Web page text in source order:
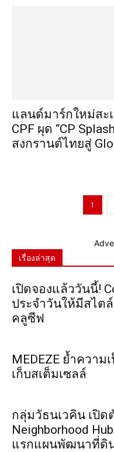
แลนด์มาร์กใหม่สะ
CPF ผุด “CP
สงกรานต์ไทยสู่
1
เรื่องล่าสุด
เปิดจองแล้ววันนี้!
ประจำวันให้มีสไต
คลูซีฟ
MEDEZE ย้ำควา
เก็บสเต็มเซลล์
กลุ่มวัธนเวคิน เปิดตั
Neighborhood
แรกแผนพัฒนาที่ดิ